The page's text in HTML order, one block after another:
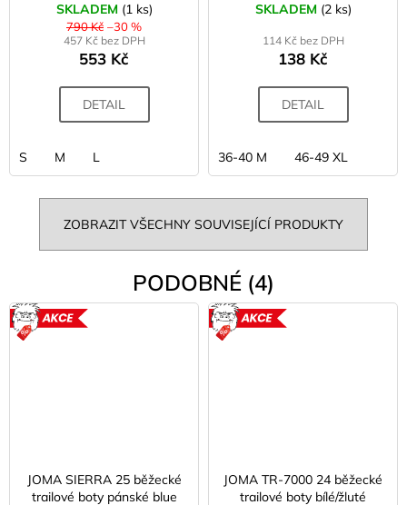
SKLADEM (1 ks)
790 Kč –30 %
457 Kč bez DPH
553 Kč
DETAIL
S M L
SKLADEM (2 ks)
114 Kč bez DPH
138 Kč
DETAIL
36-40 M 46-49 XL
ZOBRAZIT VŠECHNY SOUVISEJÍCÍ PRODUKTY
PODOBNÉ (4)
JOMA SIERRA 25 běžecké
trailové boty pánské blue
JOMA TR-7000 24 běžecké
trailové boty bílé/žluté